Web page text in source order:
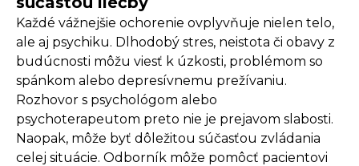
Každé vážnejšie ochorenie ovplyvňuje nielen telo,
ale aj psychiku. Dlhodobý stres, neistota či obavy z
budúcnosti môžu viesť k úzkosti, problémom so
spánkom alebo depresívnemu prežívaniu.
Rozhovor s psychológom alebo
psychoterapeutom preto nie je prejavom slabosti.
Naopak, môže byť dôležitou súčasťou zvládania
celej situácie. Odborník môže pomôcť pacientovi